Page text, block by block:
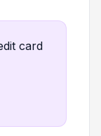
card